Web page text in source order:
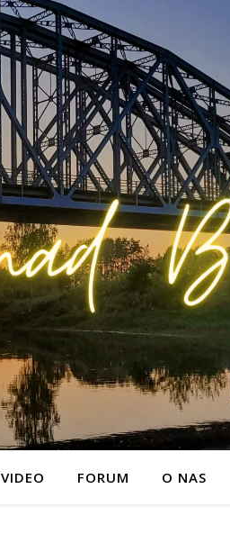
VIDEO FORUM O NAS